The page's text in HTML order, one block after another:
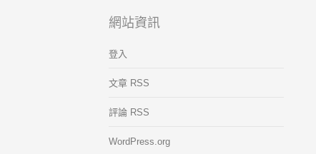
網站資訊
登入
文章 RSS
評論 RSS
WordPress.org